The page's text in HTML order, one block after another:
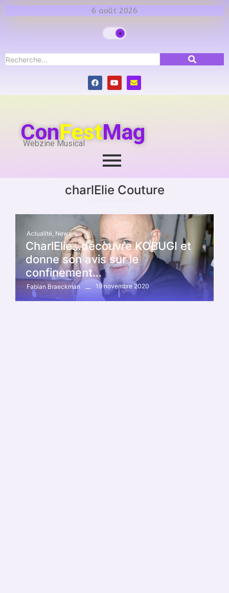
6 août 2026
ConFestMag
Webzine Musical
charlElie Couture
Actualité, News
CharlElie…découvre KOBUGI et
donne son avis sur le
confinement…
Fabian Braeckman 19 novembre 2020